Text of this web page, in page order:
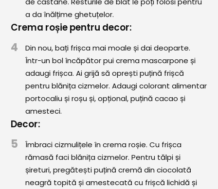
a da înălțime ghetuțelor.
Crema roșie pentru decor:
4
Din nou, bați frișca mai moale și dai deoparte.
Într-un bol încăpător pui crema mascarpone și
adaugi frișca. Ai grijă să oprești puțină frișcă
pentru blănița cizmelor. Adaugi colorant alimentar
portocaliu și roșu și, opțional, puțină cacao și
amesteci.
Decor:
5
Îmbraci cizmulițele în crema roșie. Cu frișca
rămasă faci blănița cizmelor. Pentru tălpi și
șireturi, pregătești puțină cremă din ciocolată
neagră topită și amestecată cu frișcă lichidă și